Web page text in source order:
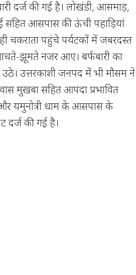
दर्ज की गई है। लोखंडी, आसमाड़,
आसपास की ऊंची पहाड़ियां
चकराता पहुंचे पर्यटकों में जबरदस्त
झूमते नजर आए। बर्फबारी का
उत्तरकाशी जनपद में भी मौसम ने
मुखबा सहित आपदा प्रभावित
और यमुनोत्री धाम के आसपास के
दर्ज की गई है।